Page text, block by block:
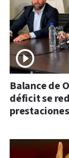
Balance de
déficit se
prestaciones